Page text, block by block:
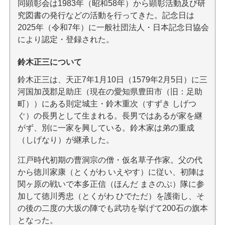
同顕彰会は1983年（昭和58年）から顕彰活動及び研
究図書の発行などの活動を行ってきた。記念日は
2025年（令和7年）に一般社団法人・日本記念日協会
により認定・登録された。
鈴木正三について
鈴木正三は、天正7年1月10日（1579年2月5日）に三
河国加茂郡足助庄（現在の愛知県豊田市（旧：足助
町））にある則定城主・鈴木重次（すずき しげつ
ぐ）の長男として生まれる。長男ではあるが家を継
がず、別に一家を興している。鈴木家は弟の重成
（しげなり）が継承した。
江戸時代初期の曹洞宗の僧・仮名草子作家。父の代
から徳川家康（とくがわ いえやす）に従い、初陣は
関ヶ原の戦いで本多正信（ほんだ まさのぶ）隊に参
加して徳川秀忠（とくがわ ひでただ）を護衛し、そ
の後の二度の大坂の陣でも武功を挙げて200石の旗本
となった。